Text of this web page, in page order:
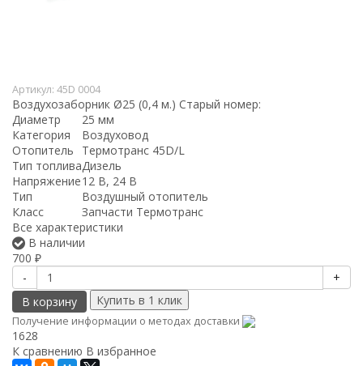
Артикул: 45D 0004
Воздухозаборник Ø25 (0,4 м.) Старый номер:
Диаметр
25 мм
Категория
Воздуховод
Отопитель
Термотранс 45D/L
Тип топливаДизель
Напряжение12 В, 24 В
Тип
Воздушный отопитель
Класс
Запчасти Термотранс
Все характеристики
В наличии
700 ₽
-
+
В корзину
Получение информации о методах доставки
1628
К сравнению В избранное